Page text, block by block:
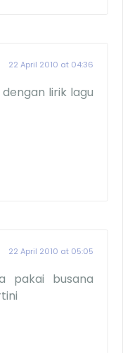
22 April 2010 at 04:36
lirik lagu
22 April 2010 at 05:05
pakai busana